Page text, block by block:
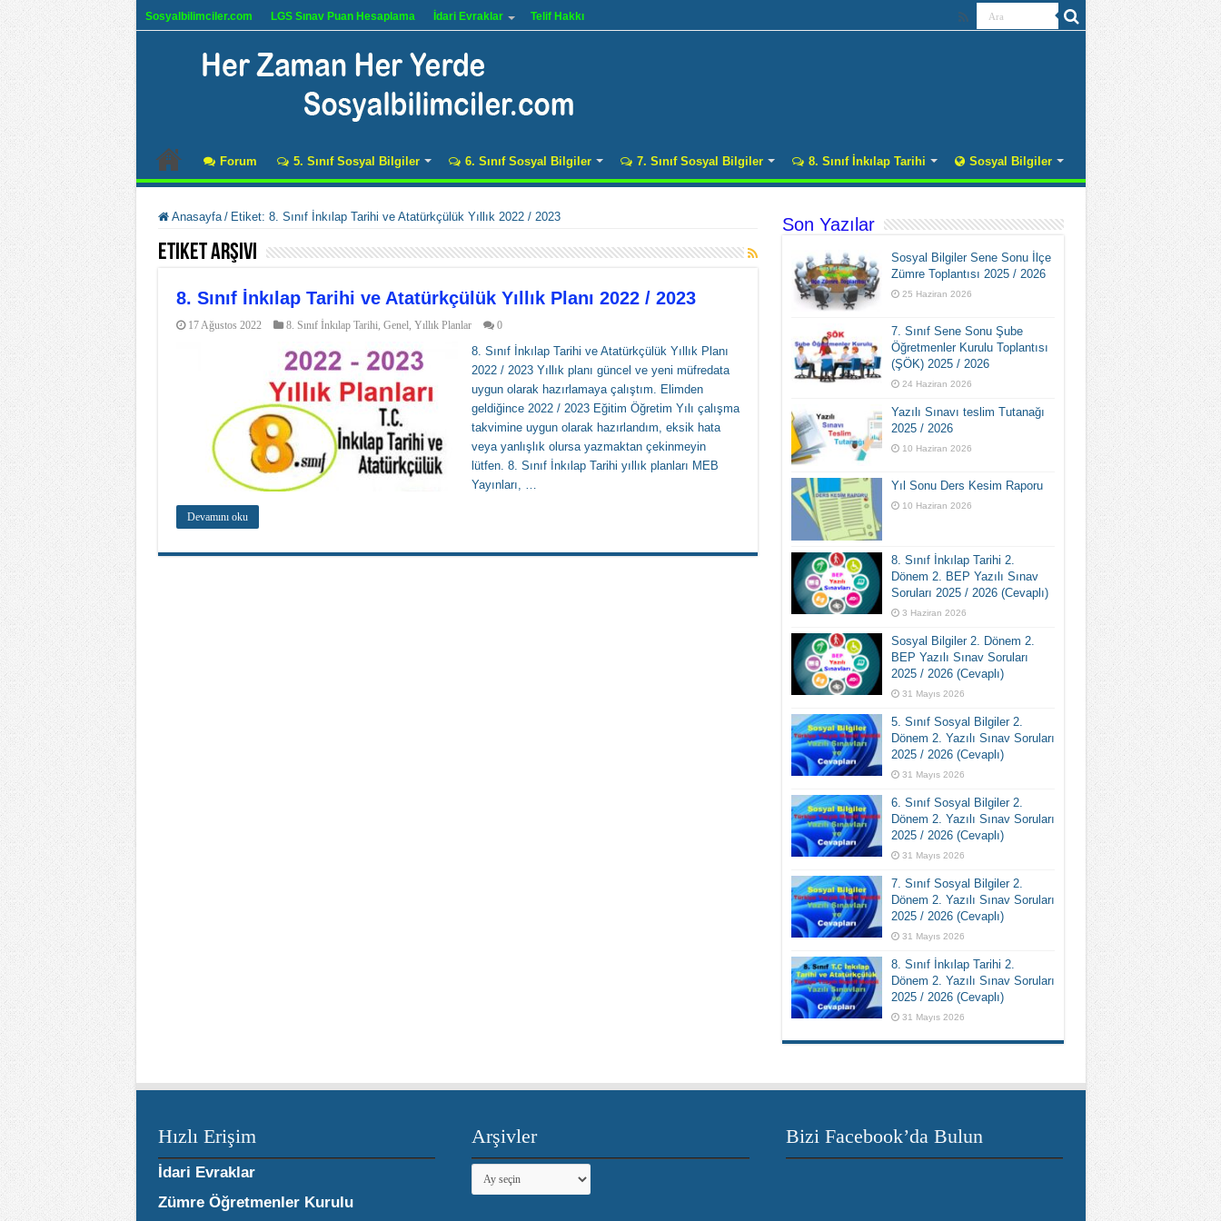
Sosyalbilimciler.com LGS Sınav Puan Hesaplama İdari Evraklar Telif Hakkı
Forum 5. Sınıf Sosyal Bilgiler 6. Sınıf Sosyal Bilgiler 7. Sınıf Sosyal Bilgiler 8. Sınıf İnkılap Tarihi Sosyal Bilgiler
Anasayfa / Etiket: 8. Sınıf İnkılap Tarihi ve Atatürkçülük Yıllık 2022 / 2023
Etiket Arşivi
8. Sınıf İnkılap Tarihi ve Atatürkçülük Yıllık Planı 2022 / 2023
17 Ağustos 2022 8. Sınıf İnkılap Tarihi, Genel, Yıllık Planlar 0
8. Sınıf İnkılap Tarihi ve Atatürkçülük Yıllık Planı
2022 / 2023 Yıllık planı güncel ve yeni müfredata
uygun olarak hazırlamaya çalıştım. Elimden
geldiğince 2022 / 2023 Eğitim Öğretim Yılı çalışma
takvimine uygun olarak hazırlandım, eksik hata
veya yanlışlık olursa yazmaktan çekinmeyin
lütfen. 8. Sınıf İnkılap Tarihi yıllık planları MEB
Yayınları, …
Devamını oku
Son Yazılar
Sosyal Bilgiler Sene Sonu İlçe
Zümre Toplantısı 2025 / 2026
25 Haziran 2026
7. Sınıf Sene Sonu Şube
Öğretmenler Kurulu Toplantısı
(ŞÖK) 2025 / 2026
24 Haziran 2026
Yazılı Sınavı teslim Tutanağı
2025 / 2026
10 Haziran 2026
Yıl Sonu Ders Kesim Raporu
10 Haziran 2026
8. Sınıf İnkılap Tarihi 2.
Dönem 2. BEP Yazılı Sınav
Soruları 2025 / 2026 (Cevaplı)
3 Haziran 2026
Sosyal Bilgiler 2. Dönem 2.
BEP Yazılı Sınav Soruları
2025 / 2026 (Cevaplı)
31 Mayıs 2026
5. Sınıf Sosyal Bilgiler 2.
Dönem 2. Yazılı Sınav Soruları
2025 / 2026 (Cevaplı)
31 Mayıs 2026
6. Sınıf Sosyal Bilgiler 2.
Dönem 2. Yazılı Sınav Soruları
2025 / 2026 (Cevaplı)
31 Mayıs 2026
7. Sınıf Sosyal Bilgiler 2.
Dönem 2. Yazılı Sınav Soruları
2025 / 2026 (Cevaplı)
31 Mayıs 2026
8. Sınıf İnkılap Tarihi 2.
Dönem 2. Yazılı Sınav Soruları
2025 / 2026 (Cevaplı)
31 Mayıs 2026
Hızlı Erişim
İdari Evraklar
Zümre Öğretmenler Kurulu
Arşivler
Arşivler
Bizi Facebook’da Bulun